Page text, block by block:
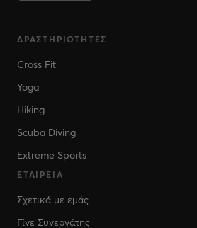
ΔΡΑΣΤΗΡΙΌΤΗΤΕΣ
Cross Fit
Yoga
Hiking
Scuba Diving
Extreme Sports
ΕΤΑΙΡΕΊΑ
Σχετικά με εμάς
Γίνε Συνεργάτης